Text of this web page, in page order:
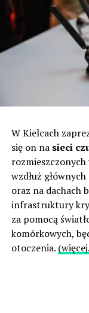
W Kielcach
się on na sieci
wzdłuż
oraz na dachach
infrastruktury
za pomocą
komórkowych,
otoczenia.